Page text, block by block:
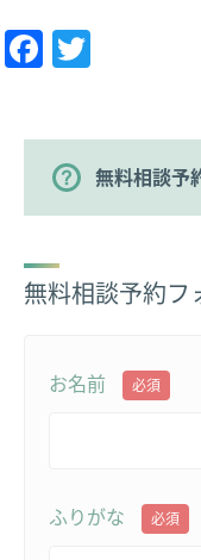
Facebook
無料相談予
無料相談予約フ
お名前 必須
ふりがな 必須